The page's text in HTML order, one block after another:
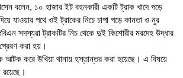
বলেন, ১০ হাজার ইট বহনকারী একটি ট্রাক খাদে পড়ে
যাওয়ার পথে ওই ট্রাকের নিচে চাপা পড়ে কানতা ও নুর
সদস্যরা ট্রাকটির নিচ থেকে দুই কিশোরীর মরদেহ উদ্ধার
করা হয়।
আটক করে উখিয়া থানায় হস্তান্তর করা হয়েছে। এ বিষয়ে
রয়েছে।